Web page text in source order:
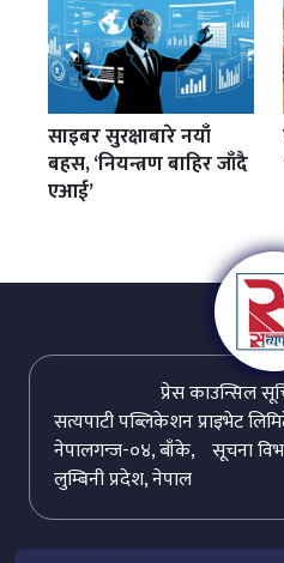
साइबर सुरक्षाबारे नयाँ
बहस, ‘नियन्त्रण बाहिर जाँदै
एआई’
प्रेस काउन्सिल
सत्यपाटी पब्लिकेशन प्राइभेट
सूचना
नेपालगन्ज-०४, बाँके,
लुम्बिनी प्रदेश, नेपाल